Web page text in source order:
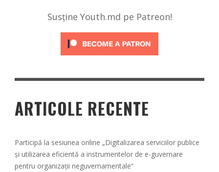
Susține Youth.md pe Patreon!
ARTICOLE RECENTE
Participă la sesiunea online „Digitalizarea serviciilor publice
și utilizarea eficientă a instrumentelor de e-guvernare
pentru organizații neguvernamentale”